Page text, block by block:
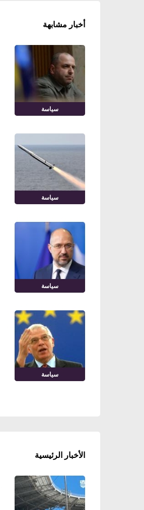
أخبار مشابهة
سياسة
سياسة
سياسة
سياسة
الأخبار الرئيسية